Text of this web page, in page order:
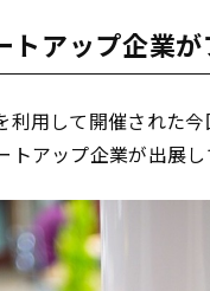
トアップ企業
利用して開催された
アップ企業が出展し